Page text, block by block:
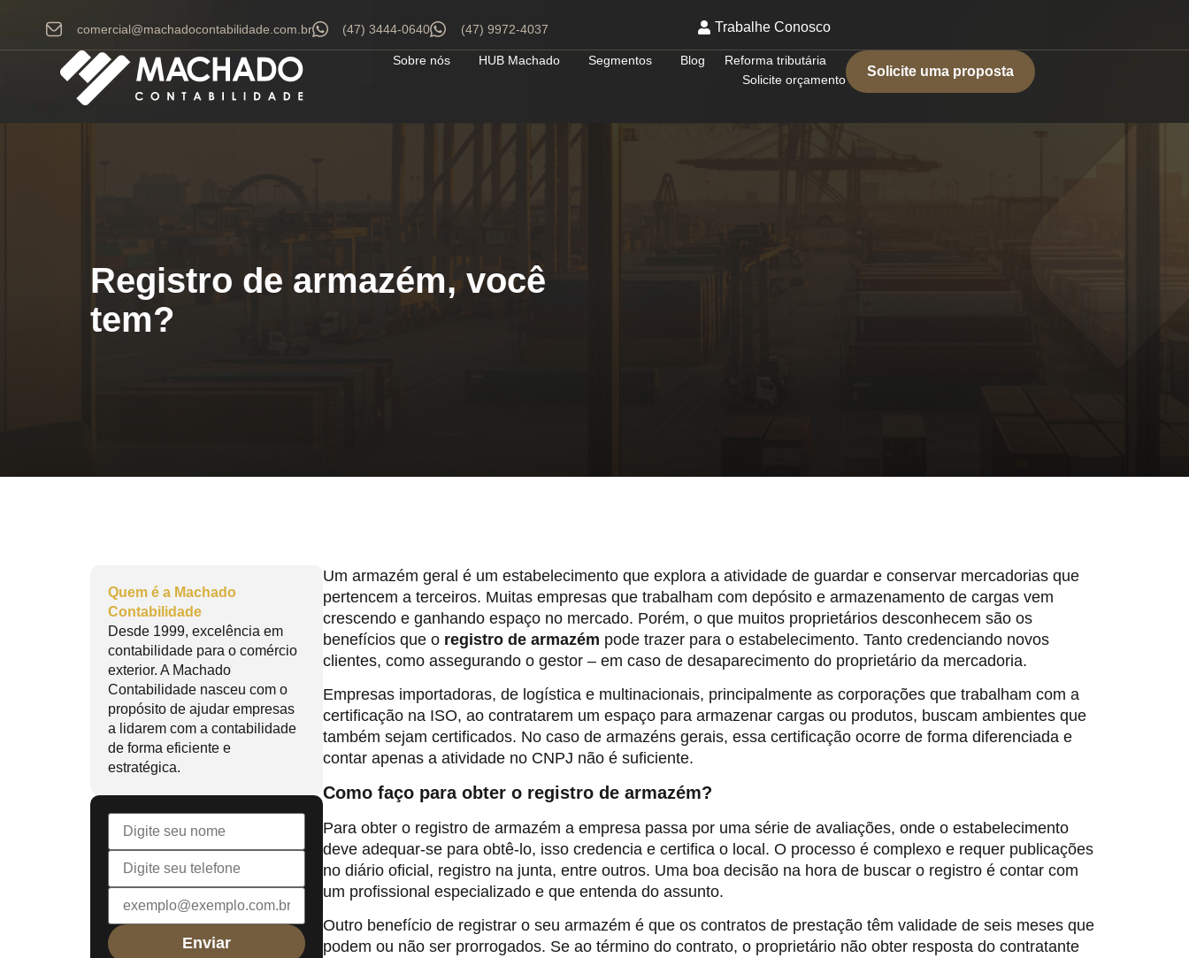
comercial@machadocontabilidade.com.br (47) 3444-0640 (47) 9972-4037 Trabalhe Conosco
Sobre nós HUB Machado Segmentos Blog
Reforma tributária
Solicite orçamento
Solicite uma proposta
Registro de armazém, você
tem?
Quem é a Machado
Contabilidade
Desde 1999, excelência em
contabilidade para o comércio
exterior. A Machado
Contabilidade nasceu com o
propósito de ajudar empresas
a lidarem com a contabilidade
de forma eficiente e
estratégica.
Um armazém geral é um estabelecimento que explora a atividade de guardar e conservar mercadorias que
pertencem a terceiros. Muitas empresas que trabalham com depósito e armazenamento de cargas vem
crescendo e ganhando espaço no mercado. Porém, o que muitos proprietários desconhecem são os
benefícios que o registro de armazém pode trazer para o estabelecimento. Tanto credenciando novos
clientes, como assegurando o gestor – em caso de desaparecimento do proprietário da mercadoria.
Empresas importadoras, de logística e multinacionais, principalmente as corporações que trabalham com a
certificação na ISO, ao contratarem um espaço para armazenar cargas ou produtos, buscam ambientes que
também sejam certificados. No caso de armazéns gerais, essa certificação ocorre de forma diferenciada e
contar apenas a atividade no CNPJ não é suficiente.
Como faço para obter o registro de armazém?
Para obter o registro de armazém a empresa passa por uma série de avaliações, onde o estabelecimento
deve adequar-se para obtê-lo, isso credencia e certifica o local. O processo é complexo e requer publicações
no diário oficial, registro na junta, entre outros. Uma boa decisão na hora de buscar o registro é contar com
um profissional especializado e que entenda do assunto.
Outro benefício de registrar o seu armazém é que os contratos de prestação têm validade de seis meses que
podem ou não ser prorrogados. Se ao término do contrato, o proprietário não obter resposta do contratante